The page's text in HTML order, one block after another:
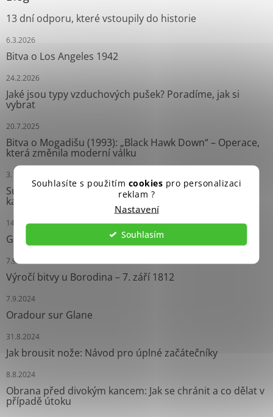
Souhlasíte s použitím cookies pro personalizaci
reklam ?
Nastavení
Souhlasím
13 dní odporu, které vstoupily do historie
6.3.2026
Bitva o Los Angeles 1942
24.2.2026
Jaké jsou typy vzduchových pušek? Poradíme, jak si
vybrat
20.7.2025
Bitva o Mogadišu (1993): „Black Hawk Down“ – Operace,
která změnila moderní válku
3.10.2024
Survival náramky: Neprávem opomíjení pomocníci
každého dobrodruha
14.9.2024
Grease Gun: Ikonický Samopal Druhé světové války
7.9.2024
Výročí bitvy u Borodina – 7. září 1812
7.9.2024
Oradour sur Glane
31.8.2024
Jak brousit nože: Návod pro úplné začátečníky
8.8.2024
Obrana před divokým kancem: Jak se chránit a co dělat v
případě útoku